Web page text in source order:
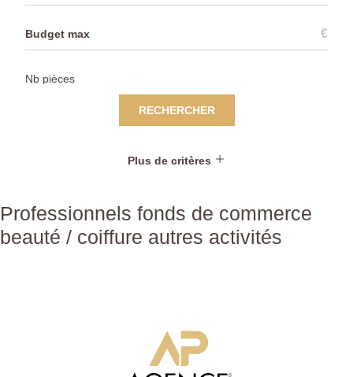
€
RECHERCHER
Plus de critères
Professionnels fonds de commerce
beauté / coiffure autres activités